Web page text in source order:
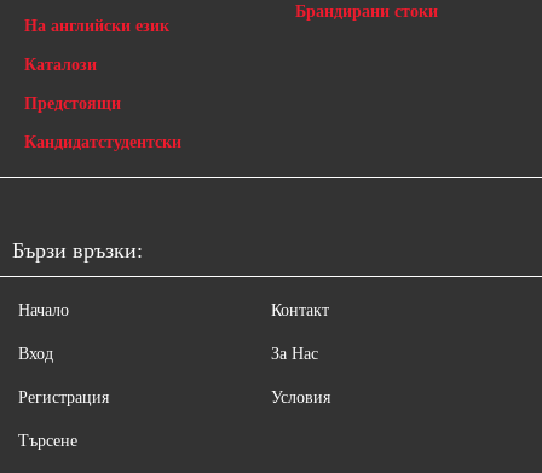
На английски език
Каталози
Предстоящи
Кандидатстудентски
Брандирани стоки
Бързи връзки:
Начало
Вход
Регистрация
Търсене
Контакт
За Нас
Условия